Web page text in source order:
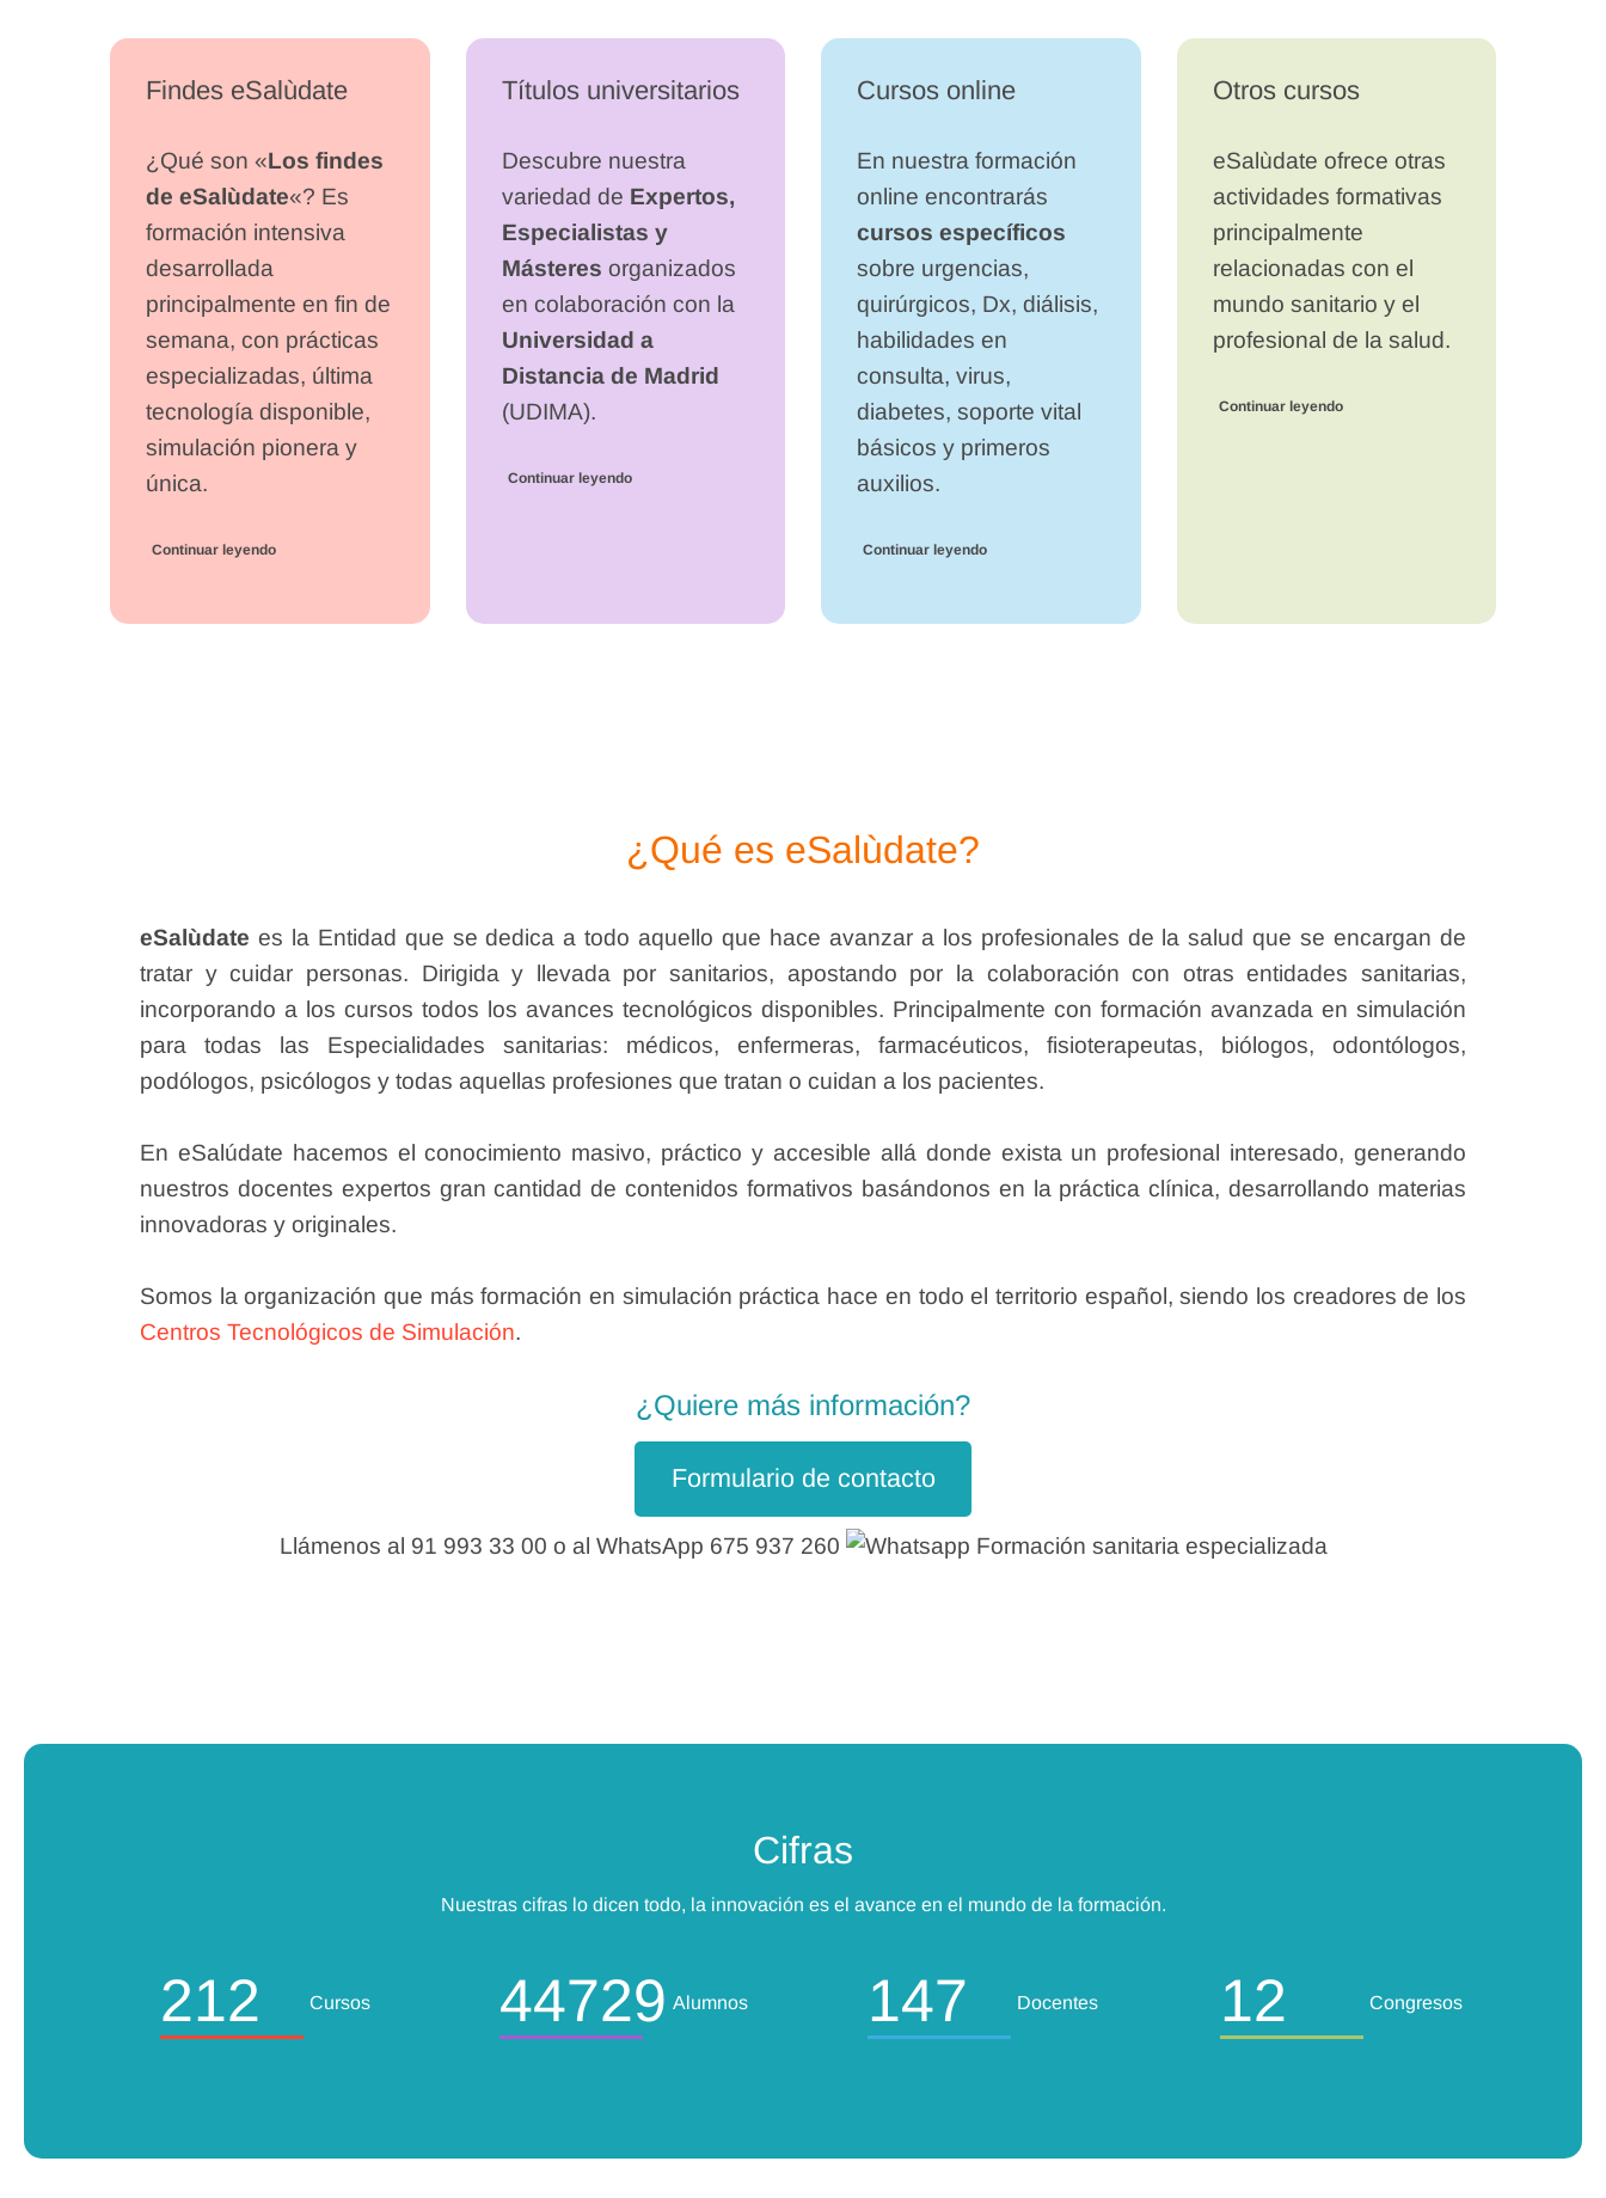
Findes eSalùdate
¿Qué son «Los findes
de eSalùdate«? Es
formación intensiva
desarrollada
principalmente en fin de
semana, con prácticas
especializadas, última
tecnología disponible,
simulación pionera y
única.
Continuar leyendo
Títulos universitarios
Descubre nuestra
variedad de Expertos,
Especialistas y
Másteres organizados
en colaboración con la
Universidad a
Distancia de Madrid
(UDIMA).
Continuar leyendo
Cursos online
En nuestra formación
online encontrarás
cursos específicos
sobre urgencias,
quirúrgicos, Dx, diálisis,
habilidades en
consulta, virus,
diabetes, soporte vital
básicos y primeros
auxilios.
Continuar leyendo
Otros cursos
eSalùdate ofrece otras
actividades formativas
principalmente
relacionadas con el
mundo sanitario y el
profesional de la salud.
Continuar leyendo
¿Qué es eSalùdate?
eSalùdate es la Entidad que se dedica a todo aquello que hace avanzar a los profesionales de la salud que se encargan de
tratar y cuidar personas. Dirigida y llevada por sanitarios, apostando por la colaboración con otras entidades sanitarias,
incorporando a los cursos todos los avances tecnológicos disponibles. Principalmente con formación avanzada en simulación
para todas las Especialidades sanitarias: médicos, enfermeras, farmacéuticos, fisioterapeutas, biólogos, odontólogos,
podólogos, psicólogos y todas aquellas profesiones que tratan o cuidan a los pacientes.
En eSalúdate hacemos el conocimiento masivo, práctico y accesible allá donde exista un profesional interesado, generando
nuestros docentes expertos gran cantidad de contenidos formativos basándonos en la práctica clínica, desarrollando materias
innovadoras y originales.
Somos la organización que más formación en simulación práctica hace en todo el territorio español, siendo los creadores de los
Centros Tecnológicos de Simulación.
¿Quiere más información?
Formulario de contacto
Llámenos al 91 993 33 00 o al WhatsApp 675 937 260
Cifras
Nuestras cifras lo dicen todo, la innovación es el avance en el mundo de la formación.
212 Cursos 44729 Alumnos 147 Docentes 12 Congresos